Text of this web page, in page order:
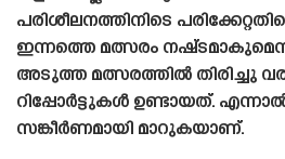
പരിശീലനത്തിനിടെ
ഇന്നത്തെ മത്സരം
അടുത്ത മത്സരത്തിൽ തിരിച്ചു
റിപ്പോർട്ടുകൾ ഉണ്ടായത്.
സങ്കീർണമായി മാറുകയാണ്.